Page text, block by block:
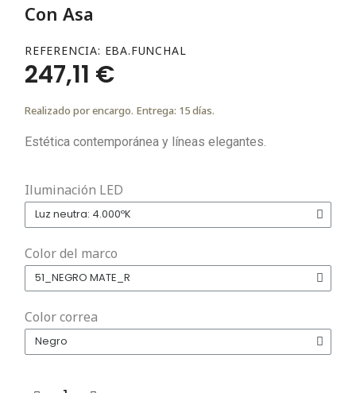
Con Asa
REFERENCIA EBA.FUNCHAL
247,11 €
Realizado por encargo. Entrega: 15 días.
Estética contemporánea y líneas elegantes.
Iluminación LED
Color del marco
Color correa